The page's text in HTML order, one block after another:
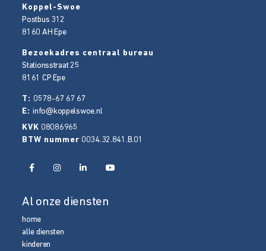
Koppel-Swoe
Postbus 312
8160 AH Epe
Bezoekadres centraal bureau
Stationsstraat 25
8161 CP Epe
T: 0578-67 67 67
E:info@koppelswoe.nl
KVK 08086965
BTW nummer 0034.32.841.B.01
Al onze diensten
home
alle diensten
kinderen